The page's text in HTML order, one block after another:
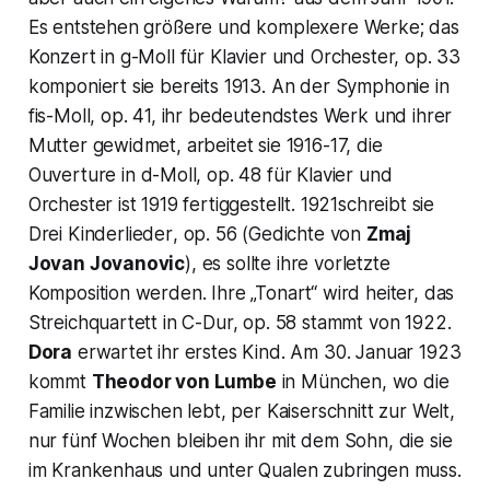
Es entstehen größere und komplexere Werke; das
Konzert in g-Moll für Klavier und Orchester, op. 33
komponiert sie bereits 1913. An der Symphonie in
fis-Moll, op. 41, ihr bedeutendstes Werk und ihrer
Mutter gewidmet, arbeitet sie 1916-17, die
Ouverture in d-Moll, op. 48 für Klavier und
Orchester ist 1919 fertiggestellt. 1921schreibt sie
Drei Kinderlieder, op. 56 (Gedichte von Zmaj
Jovan Jovanovic), es sollte ihre vorletzte
Komposition werden. Ihre „Tonart“ wird heiter, das
Streichquartett in C-Dur, op. 58 stammt von 1922.
Dora erwartet ihr erstes Kind. Am 30. Januar 1923
kommt Theodor von Lumbe in München, wo die
Familie inzwischen lebt, per Kaiserschnitt zur Welt,
nur fünf Wochen bleiben ihr mit dem Sohn, die sie
im Krankenhaus und unter Qualen zubringen muss.